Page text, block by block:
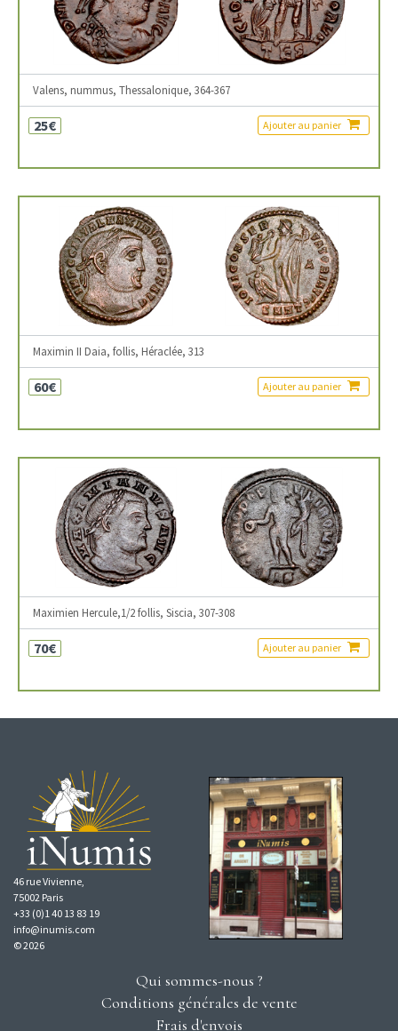
Valens, nummus, Thessalonique, 364-367
25€ Ajouter au panier
Maximin II Daia, follis, Héraclée, 313
60€ Ajouter au panier
Maximien Hercule,1/2 follis, Siscia, 307-308
70€ Ajouter au panier
46 rue Vivienne,
75002 Paris
+33 (0)1 40 13 83 19
info@inumis.com
© 2026
Qui sommes-nous ?
Conditions générales de vente
Frais d'envois